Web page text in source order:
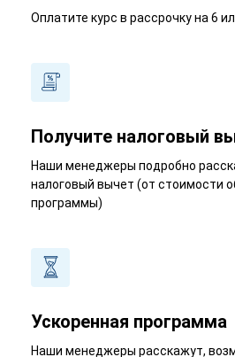
Оплатите курс в рассрочку на 6
Получите налоговый
Наши менеджеры подробно
налоговый вычет (от стоимости
программы)
Ускоренная программа
Наши менеджеры расскажут,